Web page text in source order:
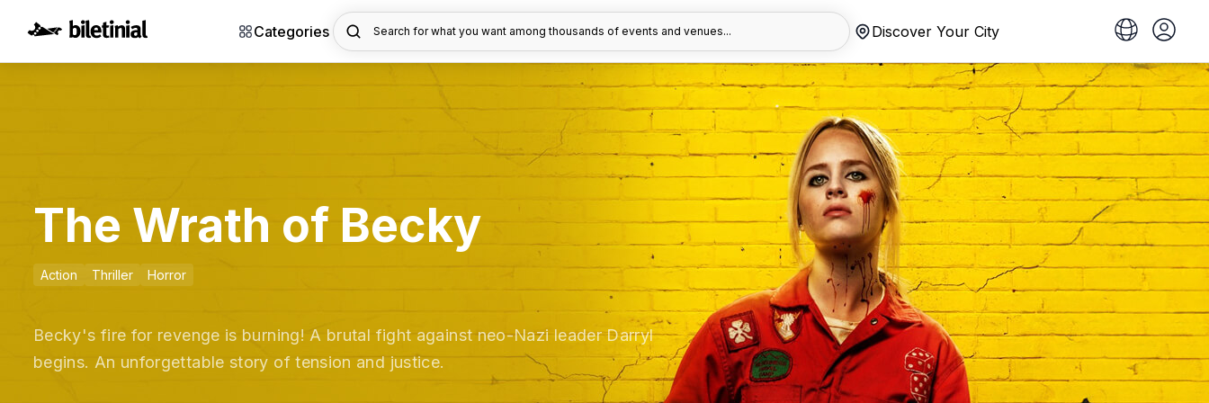
Categories Search for what you want among thousands of events and venues... Discover Your City
The Wrath of Becky
Action Thriller Horror
Becky's fire for revenge is burning! A brutal fight against neo-Nazi leader Darryl
begins. An unforgettable story of tension and justice.